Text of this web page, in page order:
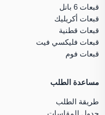
قبعات 6 بانل
قبعات أكريليك
قبعات قطنية
قبعات فليكسي فيت
قبعات فوم
مساعدة الطلب
طريقة الطلب
جدول المقاسات